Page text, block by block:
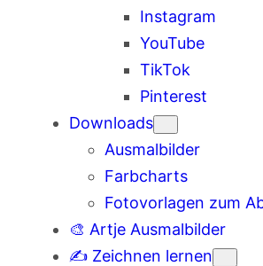
Instagram
YouTube
TikTok
Pinterest
Downloads
Ausmalbilder
Farbcharts
Fotovorlagen zum
🎨 Artje Ausmalbilder
✍️ Zeichnen lernen